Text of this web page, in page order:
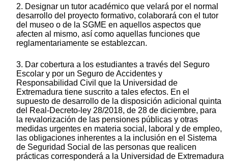
2. Designar un tutor académico que velará por el normal
desarrollo del proyecto formativo, colaborará con el tutor
del museo o de la SGME en aquellos aspectos que
afecten al mismo, así como aquellas funciones que
reglamentariamente se establezcan.
3. Dar cobertura a los estudiantes a través del Seguro
Escolar y por un Seguro de Accidentes y
Responsabilidad Civil que la Universidad de
Extremadura tiene suscrito a tales efectos. En el
supuesto de desarrollo de la disposición adicional quinta
del Real-Decreto-ley 28/2018, de 28 de diciembre, para
la revalorización de las pensiones públicas y otras
medidas urgentes en materia social, laboral y de empleo,
las obligaciones inherentes a la inclusión en el Sistema
de Seguridad Social de las personas que realicen
prácticas corresponderá a la Universidad de Extremadura